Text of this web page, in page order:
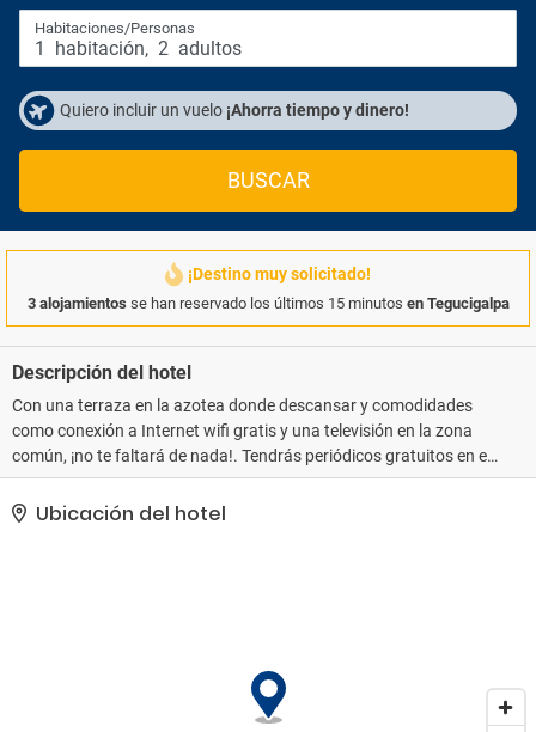
Habitaciones/Personas
1 habitación, 2 adultos
Quiero incluir un vuelo ¡Ahorra tiempo y dinero!
BUSCAR
¡Destino muy solicitado!
3 alojamientos se han reservado los últimos 15 minutos en Tegucigalpa
Descripción del hotel
Con una terraza en la azotea donde descansar y comodidades
como conexión a Internet wifi gratis y una televisión en la zona
común, ¡no te faltará de nada!. Tendrás periódicos gratuitos en el
vestíbulo, un servicio de recepción las 24 horas y atención
multilingüe a tu disposición. Pagando un pequeño suplemento
Ubicación del hotel